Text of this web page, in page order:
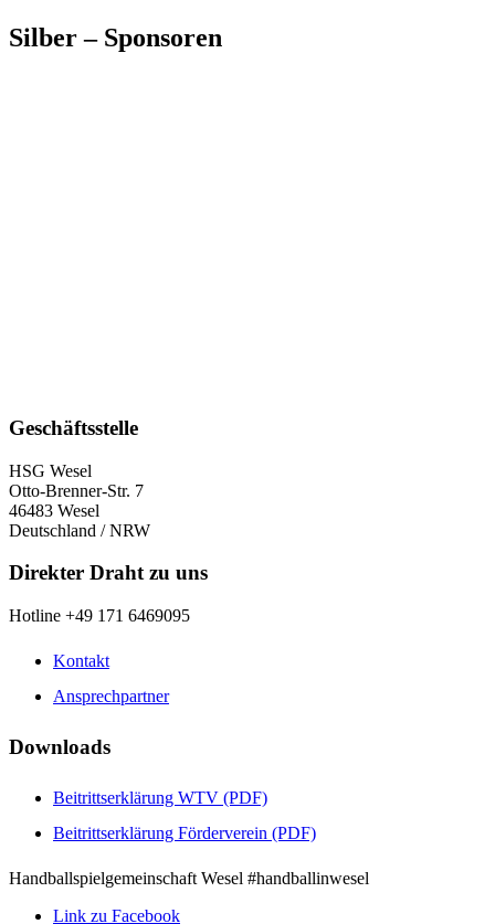
Silber – Sponsoren
Geschäftsstelle
HSG Wesel
Otto-Brenner-Str. 7
46483 Wesel
Deutschland / NRW
Direkter Draht zu uns
Hotline +49 171 6469095
Kontakt
Ansprechpartner
Downloads
Beitrittserklärung WTV (PDF)
Beitrittserklärung Förderverein (PDF)
Handballspielgemeinschaft Wesel #handballinwesel
Link zu Facebook